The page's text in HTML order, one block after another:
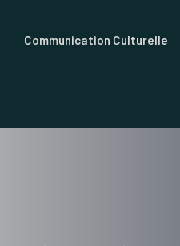
Communication Culturelle